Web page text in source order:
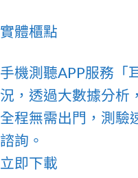
實體櫃點
手機測聽APP服務「
況，透過大數據分析
全程無需出門，測驗
諮詢。
立即下載